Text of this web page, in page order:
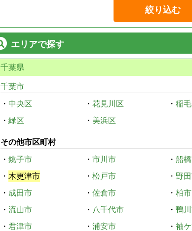
絞り込む
エリアで探す
千葉県
千葉市
・ 中央区 ・ 花見川区 ・ 稲
・ 緑区 ・ 美浜区
その他市区町村
・ 銚子市 ・ 市川市 ・ 船
・ 木更津市 ・ 松戸市 ・ 野
・ 成田市 ・ 佐倉市 ・ 柏市
・ 流山市 ・ 八千代市 ・ 鴨
・ 君津市 ・ 浦安市 ・ 袖